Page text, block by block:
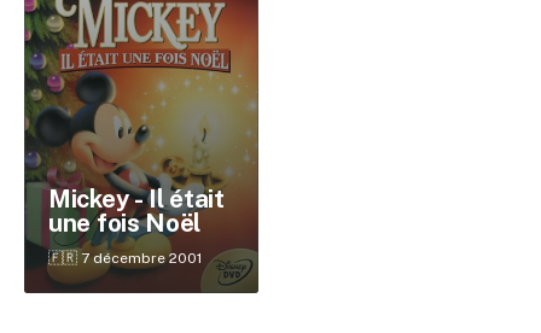
Mickey - Il était
une fois Noël
🇫🇷 7 décembre 2001
✕